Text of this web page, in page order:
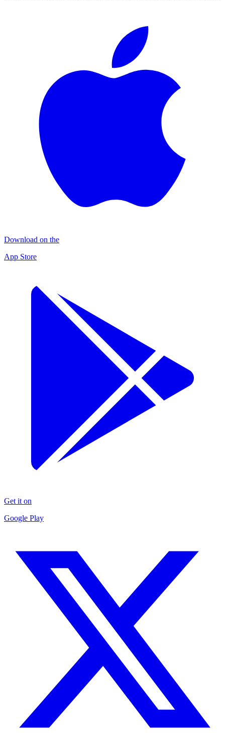
Download on the
App Store
Get it on
Google Play